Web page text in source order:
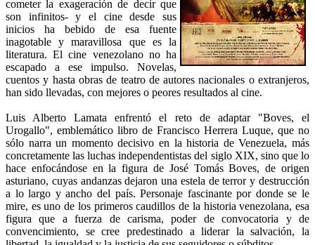
cometer la exageración de decir que
son infinitos- y el cine desde sus
inicios ha bebido de esa fuente
inagotable y maravillosa que es la
literatura. El cine venezolano no ha
escapado a ese impulso. Novelas,
cuentos y hasta obras de teatro de autores nacionales o extranjeros,
han sido llevadas, con mejores o peores resultados al cine.
Luis Alberto Lamata enfrentó el reto de adaptar "Boves, el
Urogallo", emblemático libro de Francisco Herrera Luque, que no
sólo narra un momento decisivo en la historia de Venezuela, más
concretamente las luchas independentistas del siglo XIX, sino que lo
hace enfocándose en la figura de José Tomás Boves, de origen
asturiano, cuyas andanzas dejaron una estela de terror y destrucción
a lo largo y ancho del país. Personaje fascinante por donde se le
mire, es uno de los primeros caudillos de la historia venezolana, esa
figura que a fuerza de carisma, poder de convocatoria y de
convencimiento, se cree predestinado a liderar la salvación, la